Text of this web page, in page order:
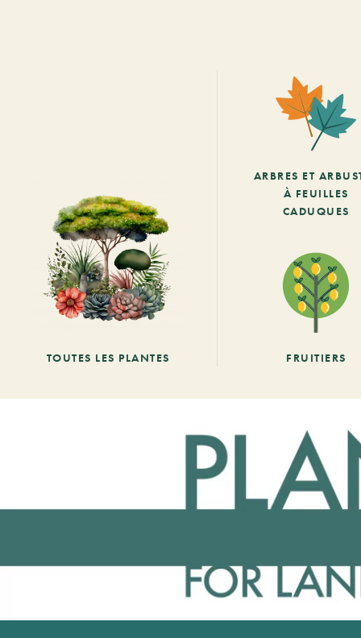
TOUTES LES PLANTES
ARBRES ET
À FEUILLES
CADUQUES
FRUITIERS